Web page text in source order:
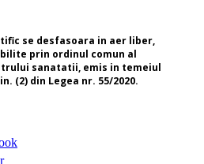
se desfasoara in aer liber,
prin ordinul comun al
sanatatii, emis in temeiul
(2) din Legea nr. 55/2020.